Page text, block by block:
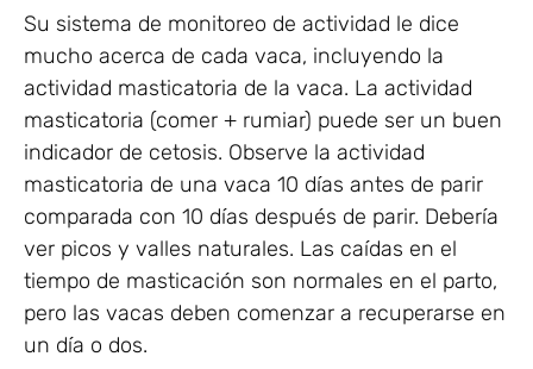
Su sistema de monitoreo de actividad le dice
mucho acerca de cada vaca, incluyendo la
actividad masticatoria de la vaca. La actividad
masticatoria (comer + rumiar) puede ser un buen
indicador de cetosis. Observe la actividad
masticatoria de una vaca 10 días antes de parir
comparada con 10 días después de parir. Debería
ver picos y valles naturales. Las caídas en el
tiempo de masticación son normales en el parto,
pero las vacas deben comenzar a recuperarse en
un día o dos.